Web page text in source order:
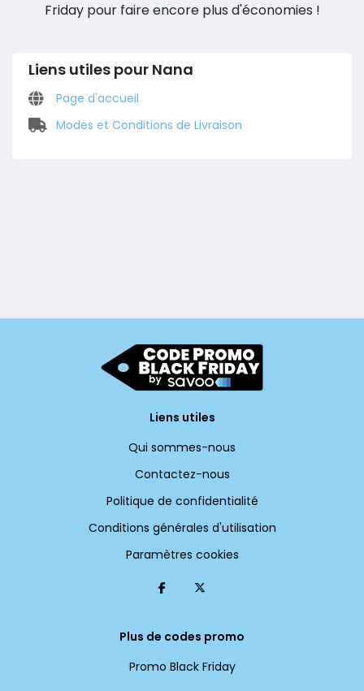
Friday pour faire encore plus d'économies !
Liens utiles pour Nana
Page d'accueil
Modes et Conditions de Livraison
Liens utiles
Qui sommes-nous
Contactez-nous
Politique de confidentialité
Conditions générales d'utilisation
Paramètres cookies
Plus de codes promo
Promo Black Friday